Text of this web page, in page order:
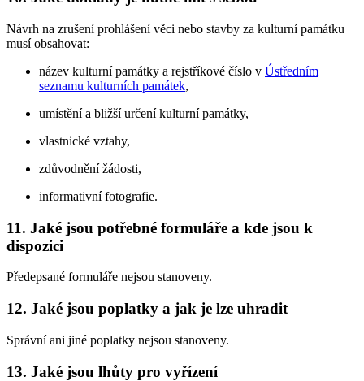
Návrh na zrušení prohlášení věci nebo stavby za kulturní památku
musí obsahovat:
název kulturní památky a rejstříkové číslo v Ústředním
seznamu kulturních památek,
umístění a bližší určení kulturní památky,
vlastnické vztahy,
zdůvodnění žádosti,
informativní fotografie.
11. Jaké jsou potřebné formuláře a kde jsou k
dispozici
Předepsané formuláře nejsou stanoveny.
12. Jaké jsou poplatky a jak je lze uhradit
Správní ani jiné poplatky nejsou stanoveny.
13. Jaké jsou lhůty pro vyřízení